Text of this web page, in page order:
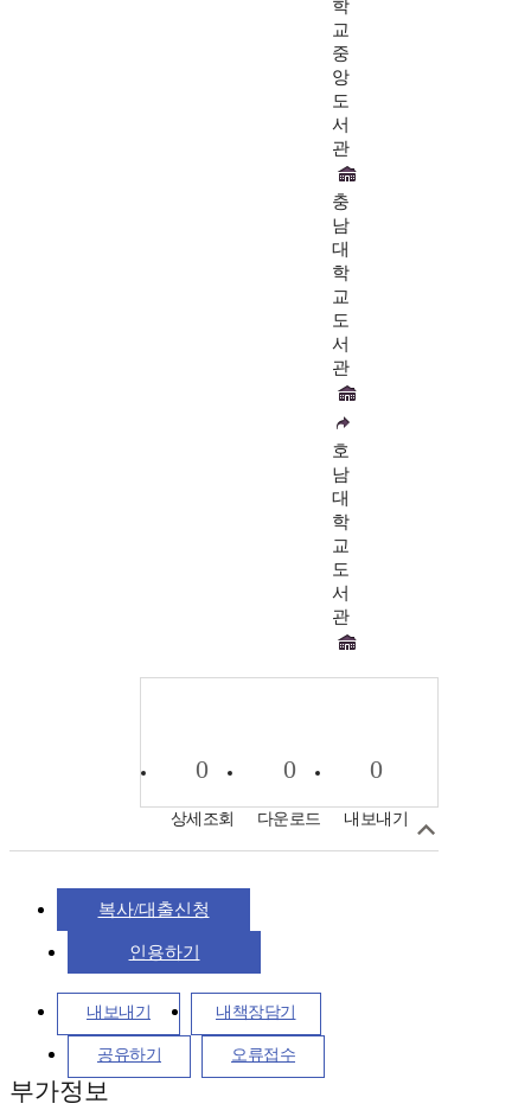
학
교
중
앙
도
서
관
충
남
대
학
교
도
서
관
호
남
대
학
교
도
서
관
0
상세조회
0
다운로드
0
내보내기
복사/대출신청
인용하기
내보내기 내책장담기
공유하기 오류접수
부가정보